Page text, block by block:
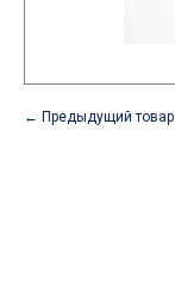
← Предыдущий товар